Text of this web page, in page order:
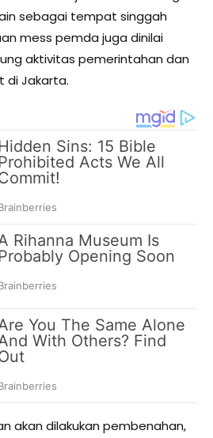
sebagai tempat singgah
mess pemda juga dinilai
aktivitas pemerintahan dan
di Jakarta.
akan dilakukan pembenahan,